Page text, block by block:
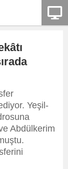
Yeşil-
Abdülkerim